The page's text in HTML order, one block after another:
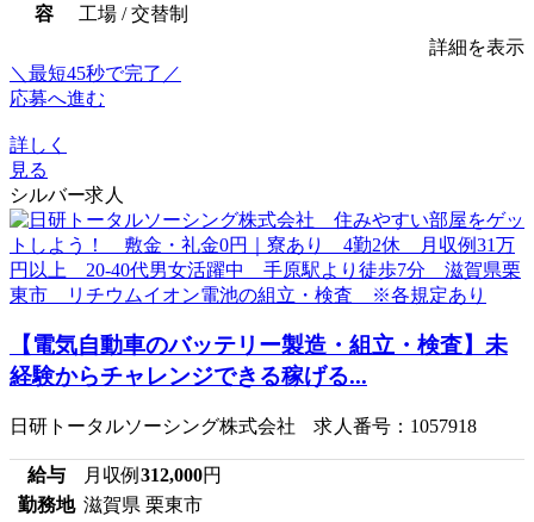
容
工場 / 交替制
詳細を表示
＼最短45秒で完了／
応募へ進む
詳しく
見る
シルバー求人
【電気自動車のバッテリー製造・組立・検査】未
経験からチャレンジできる稼げる...
日研トータルソーシング株式会社 求人番号：1057918
給与 月収例 312,000円
勤務地 滋賀県 栗東市